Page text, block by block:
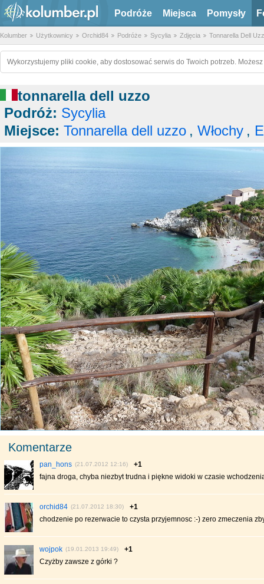
Podróże Miejsca Pomysły
Kolumber Użytkownicy Orchid84 Podróże Sycylia Zdjęcia Tonnarella Dell
Wykorzystujemy pliki cookie, aby dostosować serwis do Twoich potrzeb.
tonnarella dell uzzo
Podróż: Sycylia
Miejsce: Tonnarella dell uzzo , Włochy ,
Komentarze
pan_hons (21.07.2012 12:16)
+1
fajna droga, chyba niezbyt trudna i piękne widoki w czasie
orchid84 (21.07.2012 18:30)
+1
chodzenie po rezerwacie to czysta przyjemnosc :-) zero zmeczenia
wojpok (19.01.2013 19:49)
+1
Czyżby zawsze z górki ?